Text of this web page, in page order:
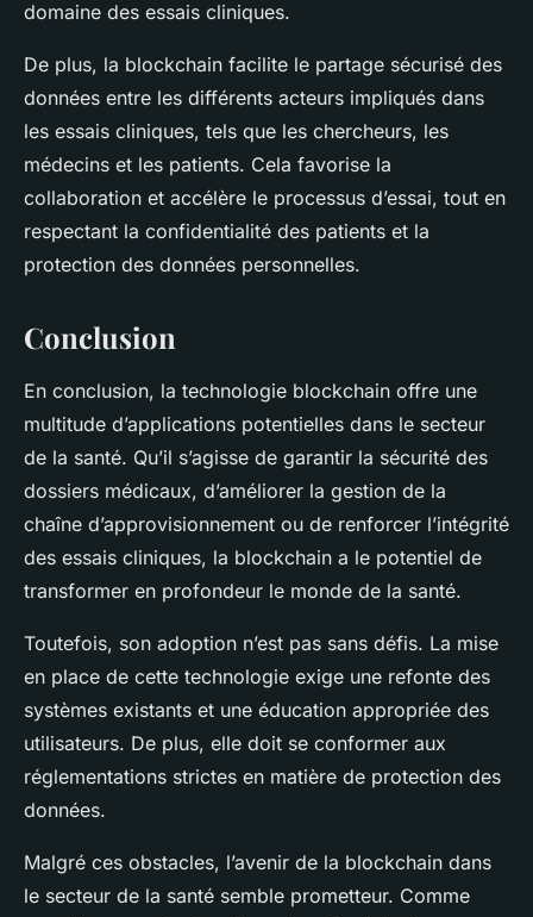
domaine des essais cliniques.
De plus, la blockchain facilite le partage sécurisé des
données entre les différents acteurs impliqués dans
les essais cliniques, tels que les chercheurs, les
médecins et les patients. Cela favorise la
collaboration et accélère le processus d’essai, tout en
respectant la confidentialité des patients et la
protection des données personnelles.
Conclusion
En conclusion, la technologie blockchain offre une
multitude d’applications potentielles dans le secteur
de la santé. Qu’il s’agisse de garantir la sécurité des
dossiers médicaux, d’améliorer la gestion de la
chaîne d’approvisionnement ou de renforcer l’intégrité
des essais cliniques, la blockchain a le potentiel de
transformer en profondeur le monde de la santé.
Toutefois, son adoption n’est pas sans défis. La mise
en place de cette technologie exige une refonte des
systèmes existants et une éducation appropriée des
utilisateurs. De plus, elle doit se conformer aux
réglementations strictes en matière de protection des
données.
Malgré ces obstacles, l’avenir de la blockchain dans
le secteur de la santé semble prometteur. Comme